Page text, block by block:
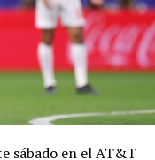
sábado en el AT&T